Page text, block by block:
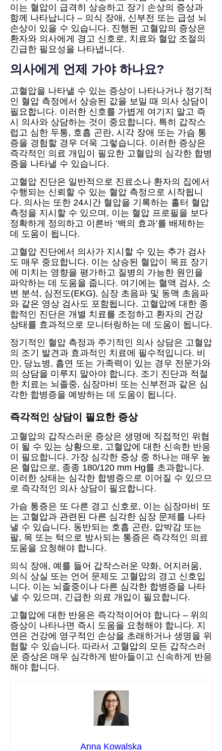
이는 혈압이 급격히 상승하고 장기 손상의 증상과
함께 나타납니다 – 의식 장애, 신부전 또는 급성 뇌
손상이 있을 수 있습니다. 진행된 고혈압의 증상은
환자와 의사에게 경고 신호로, 치료와 혈압 조절의
긴급한 필요성을 나타냅니다.
의사에게 언제 가야 하나요?
고혈압을 나타낼 수 있는 증상이 나타나거나 정기적
인 혈압 측정에서 상승된 값을 보일 때 의사 상담이
필요합니다. 이러한 신호를 가볍게 여기지 말고 즉
시 의사와 상담하는 것이 중요합니다, 특히 갑작스
럽고 심한 두통, 호흡 곤란, 시각 장애 또는 가슴 통
증을 경험할 경우 더욱 그렇습니다. 이러한 증상은
즉각적인 의료 개입이 필요한 고혈압의 심각한 합병
증을 나타낼 수 있습니다.
고혈압 진단은 일반적으로 진료소나 환자의 집에서
수행되는 신뢰할 수 있는 혈압 측정으로 시작됩니
다. 의사는 또한 24시간 혈압을 기록하는 홀터 혈압
측정을 지시할 수 있으며, 이는 혈압 프로필을 보다
정확하게 정의하고 이른바 ‘백의 효과’를 배제하는
데 도움이 됩니다.
고혈압 진단에서 의사가 지시할 수 있는 추가 검사
도 매우 중요합니다. 이는 상승된 혈압이 목표 장기
에 미치는 영향을 평가하고 질병의 가능한 원인을
파악하는 데 도움을 줍니다. 여기에는 혈액 검사, 소
변 분석, 심전도(EKG), 심장 초음파 및 동맥 초음파
와 같은 영상 검사도 포함됩니다. 고혈압에 대한 종
합적인 진단은 개별 치료를 조정하고 환자의 건강
상태를 효과적으로 모니터링하는 데 도움이 됩니다.
정기적인 혈압 측정과 주기적인 의사 상담은 고혈압
의 조기 발견과 효과적인 치료에 필수적입니다. 비
만, 당뇨병, 흡연 또는 가족력이 있는 경우 전문가와
의 상담을 미루지 말아야 합니다. 조기 진단과 적절
한 치료는 뇌졸중, 심장마비 또는 신부전과 같은 심
각한 합병증을 예방하는 데 도움이 됩니다.
즉각적인 상담이 필요한 증상
고혈압의 갑작스러운 증상은 생명에 직접적인 위협
이 될 수 있는 상황으로, 고혈압에 대한 신속한 반응
이 필요합니다. 가장 심각한 증상 중 하나는 매우 높
은 혈압으로, 종종 180/120 mm Hg를 초과합니다.
이러한 상태는 심각한 합병증으로 이어질 수 있으므
로 즉각적인 의사 상담이 필요합니다.
가슴 통증은 또 다른 경고 신호로, 이는 심장마비 또
는 고혈압과 관련된 다른 심각한 심장 문제를 나타
낼 수 있습니다. 동반되는 호흡 곤란, 압박감 또는
팔, 목 또는 턱으로 방사되는 통증은 즉각적인 의료
도움을 요청해야 합니다.
의식 장애, 예를 들어 갑작스러운 약화, 어지러움,
의식 상실 또는 언어 문제도 고혈압의 경고 신호입
니다. 이는 뇌졸중이나 다른 심각한 합병증을 나타
낼 수 있으며, 긴급한 의료 개입이 필요합니다.
고혈압에 대한 반응은 즉각적이어야 합니다 – 위의
증상이 나타나면 즉시 도움을 요청해야 합니다. 지
연은 건강에 영구적인 손상을 초래하거나 생명을 위
협할 수 있습니다. 따라서 고혈압의 모든 갑작스러
운 증상은 매우 심각하게 받아들이고 신속하게 반응
해야 합니다.
Anna Kowalska